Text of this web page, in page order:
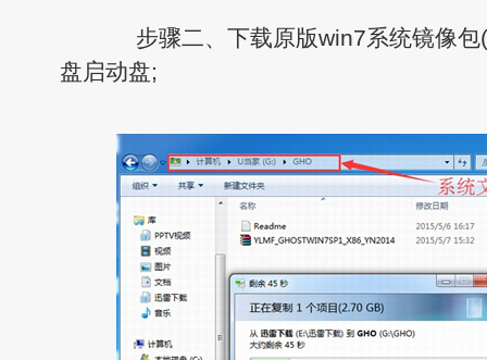
步骤二、下载原版win7系统镜像包
盘启动盘;